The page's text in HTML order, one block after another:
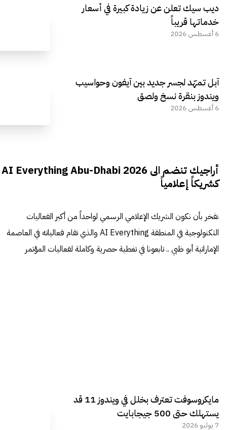
ديب سيك تعلن عن زيادة كبيرة في أسعار
خدماتها قريباً
6 أغسطس 2026
آبل تمهّد لجسر جديد بين آيفون وحواسيب
ويندوز بنقرة نسخ ولصق
6 أغسطس 2026
أراجيك تنضم الى AI Everything Abu-Dhabi 2026
كشريكاً إعلامياً
نفخر بأن نكون الشريك الإعلامي الرسمي لواحداً من أكبر الفعاليات
التكنولوجية في المنطقة AI Everything والذي تقام فعالياته في العاصمة
الإماراتية أبو ظبي .. تابعونا في تغطية حصرية وكاملة لفعاليات المؤتمر
مايكروسوفت تعترف بخلل في ويندوز 11 قد
يستهلك حتى 500 جيجابايت
7 يوليو 2026